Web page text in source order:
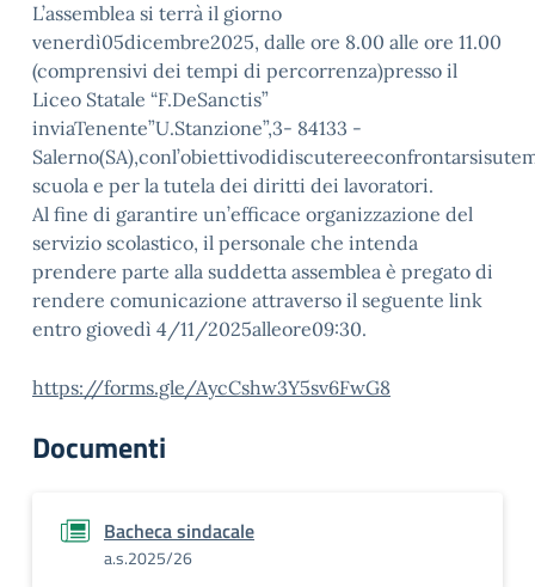
L’assemblea si terrà il giorno
venerdì05dicembre2025, dalle ore 8.00 alle ore 11.00
(comprensivi dei tempi di percorrenza)presso il
Liceo Statale “F.DeSanctis”
inviaTenente”U.Stanzione”,3- 84133 -
scuola e per la tutela dei diritti dei lavoratori.
Al fine di garantire un’efficace organizzazione del
servizio scolastico, il personale che intenda
prendere parte alla suddetta assemblea è pregato di
rendere comunicazione attraverso il seguente link
entro giovedì 4/11/2025alleore09:30.
https://forms.gle/AycCshw3Y5sv6FwG8
Documenti
Bacheca sindacale
a.s.2025/26